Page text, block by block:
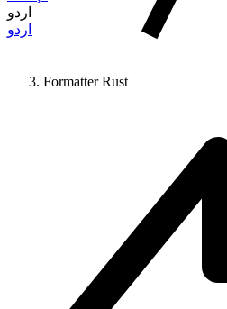
اردو
اردو
Formatter Rust